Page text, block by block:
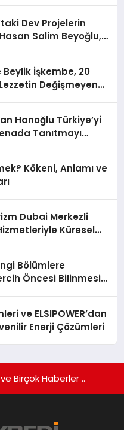
Dev Projelerin
Salim Beyoğlu,
Beylik İşkembe, 20
Değişmeyen
Hanoğlu Türkiye’yi
Tanıtmayı
Kökeni, Anlamı ve
Dubai Merkezli
Küresel
Bölümlere
Öncesi Bilinmesi
ve ELSIPOWER’dan
Enerji Çözümleri
Birçok Haberler ..